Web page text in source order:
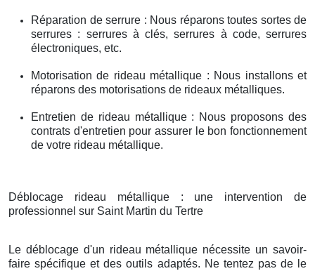
Réparation de serrure : Nous réparons toutes sortes de
serrures : serrures à clés, serrures à code, serrures
électroniques, etc.
Motorisation de rideau métallique : Nous installons et
réparons des motorisations de rideaux métalliques.
Entretien de rideau métallique : Nous proposons des
contrats d'entretien pour assurer le bon fonctionnement
de votre rideau métallique.
Déblocage rideau métallique : une intervention de
professionnel sur Saint Martin du Tertre
Le déblocage d'un rideau métallique nécessite un savoir-
faire spécifique et des outils adaptés. Ne tentez pas de le